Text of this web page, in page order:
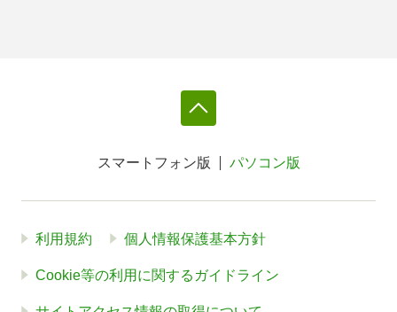
スマートフォン版 パソコン版
利用規約 個人情報保護基本方針
Cookie等の利用に関するガイドライン